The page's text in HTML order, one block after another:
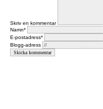
Skriv en kommentar
Namn*
E-postadress*
Blogg-adress